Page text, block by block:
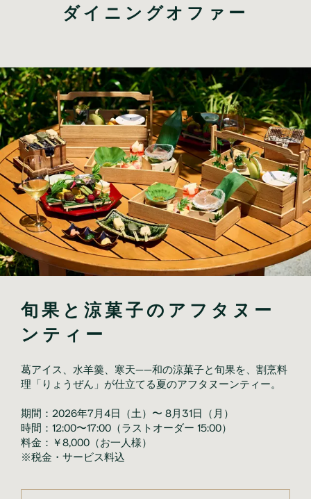
ダイニングオファー
旬果と涼菓子のアフタヌー
ンティー
葛アイス、水羊羹、寒天——和の涼菓子と旬果を、割烹料
理「りょうぜん」が仕立てる夏のアフタヌーンティー。
期間：2026年7月4日（土）〜 8月31日（月）
時間：12:00〜17:00（ラストオーダー 15:00）
料金：￥8,000（お一人様）
※税金・サービス料込